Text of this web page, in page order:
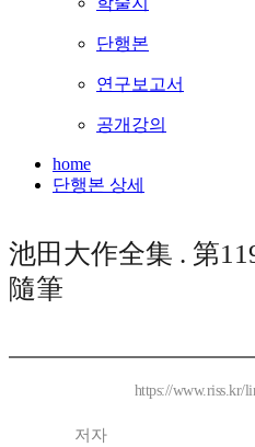
단행본
연구보고서
공개강의
home
단행본 상세
池田大作全集 . 第
隨筆
https://www.riss.kr/
저자